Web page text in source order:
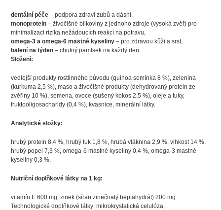
dentální péče – podpora zdraví zubů a dásní,
monoprotein– živočišné bílkoviny z jednoho zdroje (vysoká zvěř) pro
minimalizaci rizika nežádoucích reakcí na potravu,
omega-3 a omega-6 mastné kyseliny– pro zdravou kůži a srst,
balení na týden – chutný pamlsek na každý den.
Složení:
vedlejší produkty rostlinného původu (quinoa semínka 8 %), zelenina
(kurkuma 2,5 %), maso a živočišné produkty (dehydrovaný protein ze
zvěřiny 10 %), semena, ovoce (sušený kokos 2,5 %), oleje a tuky,
fruktooligosacharidy (0,4 %), kvasnice, minerální látky.
Analytické složky:
hrubý protein 8,4 %, hrubý tuk 1,8 %, hrubá vláknina 2,9 %, vlhkost 14 %,
hrubý popel 7,3 %, omega-6 mastné kyseliny 0,4 %, omega-3 mastné
kyseliny 0,3 %.
Nutriční doplňkové látky na 1 kg:
vitamín E 600 mg, zinek (síran zinečnatý heptahydrát) 200 mg.
Technologické doplňkové látky: mikrokrystalická celulóza,